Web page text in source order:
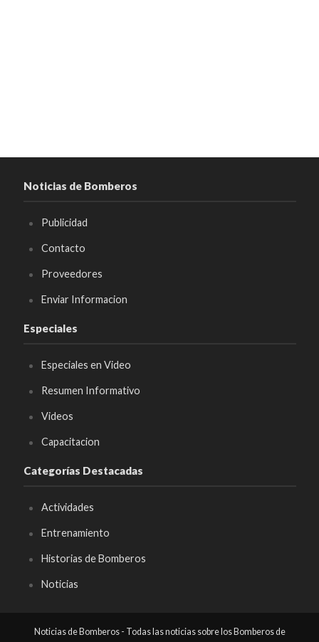
Noticias de Bomberos
Publicidad
Contacto
Proveedores
Enviar Informacion
Especiales
Especiales en Video
Resumen Informativo
Videos
Capacitacion
Categorías Destacadas
Actividades
Entrenamiento
Historias de Bomberos
Noticias
Noticias de Bomberos - Todas las noticias sobre los Bomberos de